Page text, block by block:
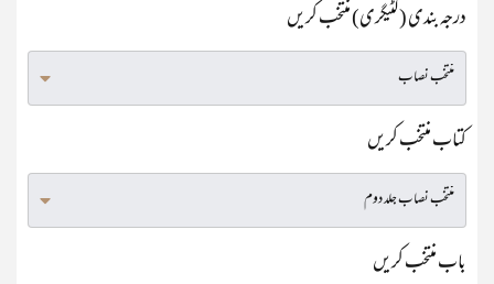
درجہ بندی (کٹیگری) منتخب کریں
کتاب منتخب کریں
باب منتخب کریں